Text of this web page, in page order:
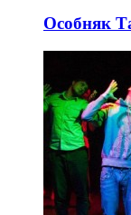
Особняк